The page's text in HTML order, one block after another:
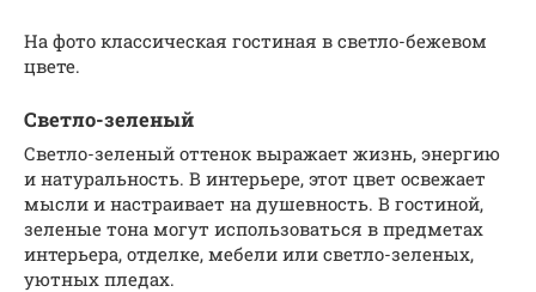
На фото классическая гостиная в светло-бежевом
цвете.
Светло-зеленый
Светло-зеленый оттенок выражает жизнь, энергию
и натуральность. В интерьере, этот цвет освежает
мысли и настраивает на душевность. В гостиной,
зеленые тона могут использоваться в предметах
интерьера, отделке, мебели или светло-зеленых,
уютных пледах.